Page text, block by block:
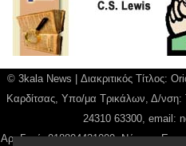
© 3kala News | Διακριτικός Τίτλος:
Καρδίτσας, Υπο/μα Τρικάλων, Δ/νση:
24310 63300, email:
Αρ. Γεμή: 018804431000, Νόμιμος